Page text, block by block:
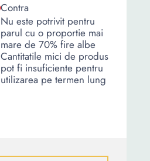
Contra
Nu este potrivit pentru
parul cu o proportie mai
mare de 70% fire albe
Cantitatile mici de produs
pot fi insuficiente pentru
utilizarea pe termen lung